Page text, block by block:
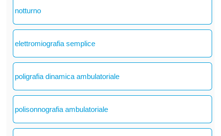
notturno
elettromiografia semplice
poligrafia dinamica ambulatoriale
polisonnografia ambulatoriale